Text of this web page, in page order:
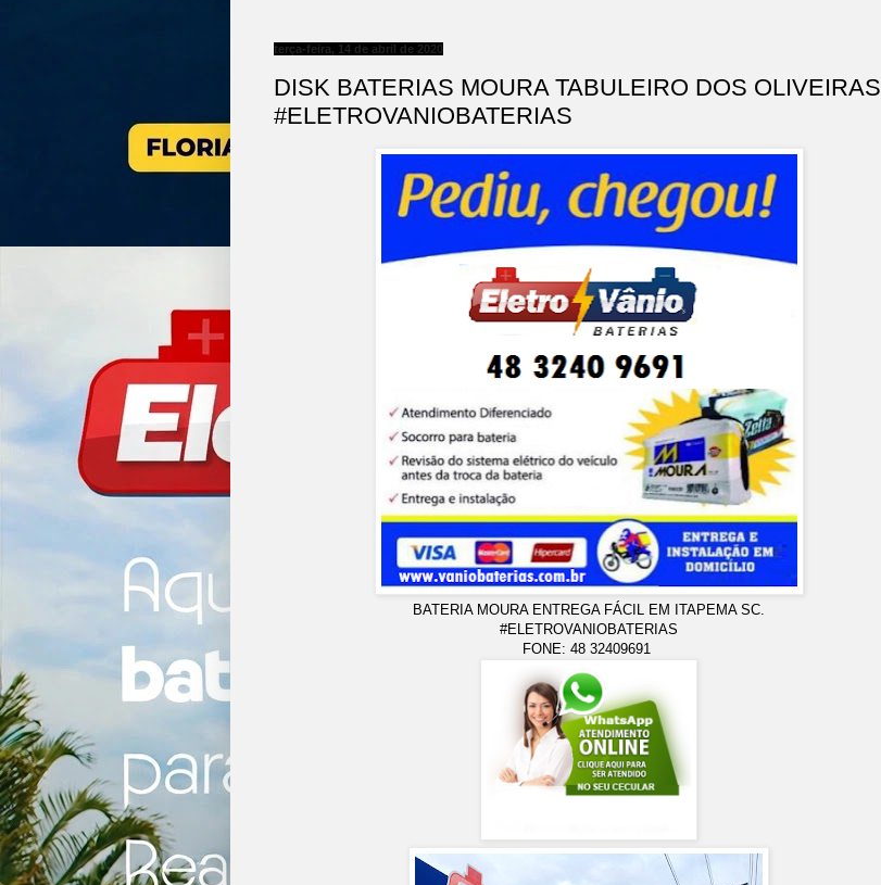
terça-feira, 14 de abril de 2020
DISK BATERIAS MOURA TABULEIRO DOS OLIVEIRAS
#ELETROVANIOBATERIAS
BATERIA MOURA ENTREGA FÁCIL EM ITAPEMA SC.
#ELETROVANIOBATERIAS
FONE: 48 32409691